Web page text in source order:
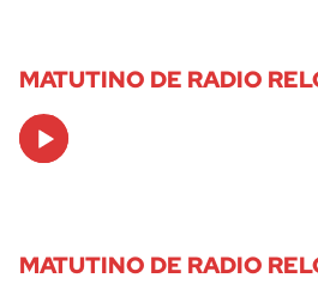
MATUTINO DE RADIO
Audio
Player
MATUTINO DE RADIO